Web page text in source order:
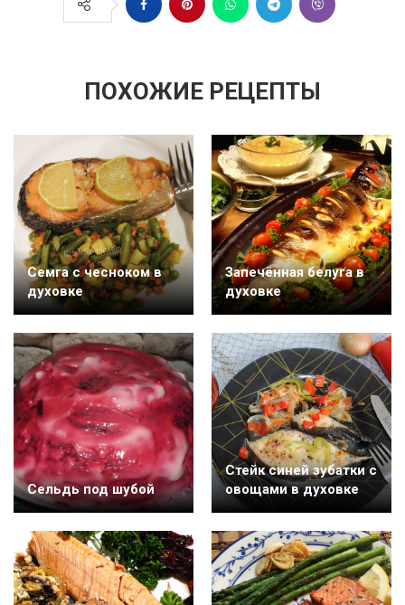
ПОХОЖИЕ РЕЦЕПТЫ
Семга с чесноком в
духовке
Запечённая белуга в
духовке
Cельдь под шубой
Cтейк синей зубатки с
овощами в духовке